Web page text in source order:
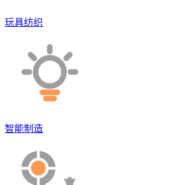
玩具纺织
智能制造